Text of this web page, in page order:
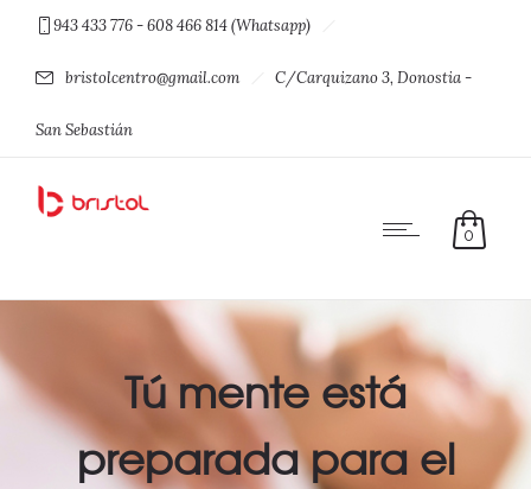
943 433 776 - 608 466 814 (Whatsapp)
bristolcentro@gmail.com C/Carquizano 3, Donostia -
San Sebastián
0
Tú mente está
preparada para el